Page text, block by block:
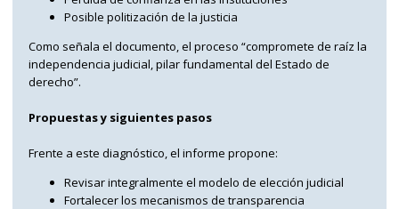
Posible politización de la justicia
Como señala el documento, el proceso “compromete de raíz la
independencia judicial, pilar fundamental del Estado de
derecho”.
Propuestas y siguientes pasos
Frente a este diagnóstico, el informe propone:
Revisar integralmente el modelo de elección judicial
Fortalecer los mecanismos de transparencia